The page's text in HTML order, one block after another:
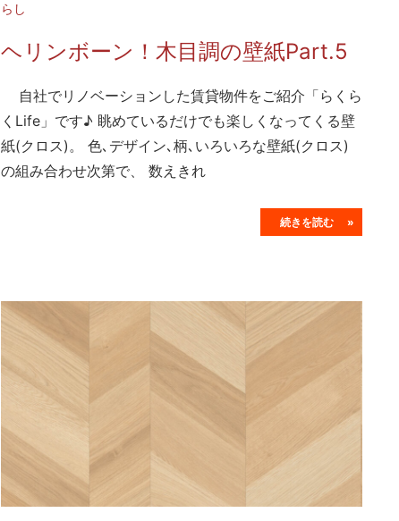
らし
ヘリンボーン！木目調の壁紙Part.5
自社でリノベーションした賃貸物件をご紹介「らくら
くLife」です♪ 眺めているだけでも楽しくなってくる壁
紙(クロス)。 色､デザイン､柄､いろいろな壁紙(クロス)
の組み合わせ次第で、 数えきれ
続きを読む »